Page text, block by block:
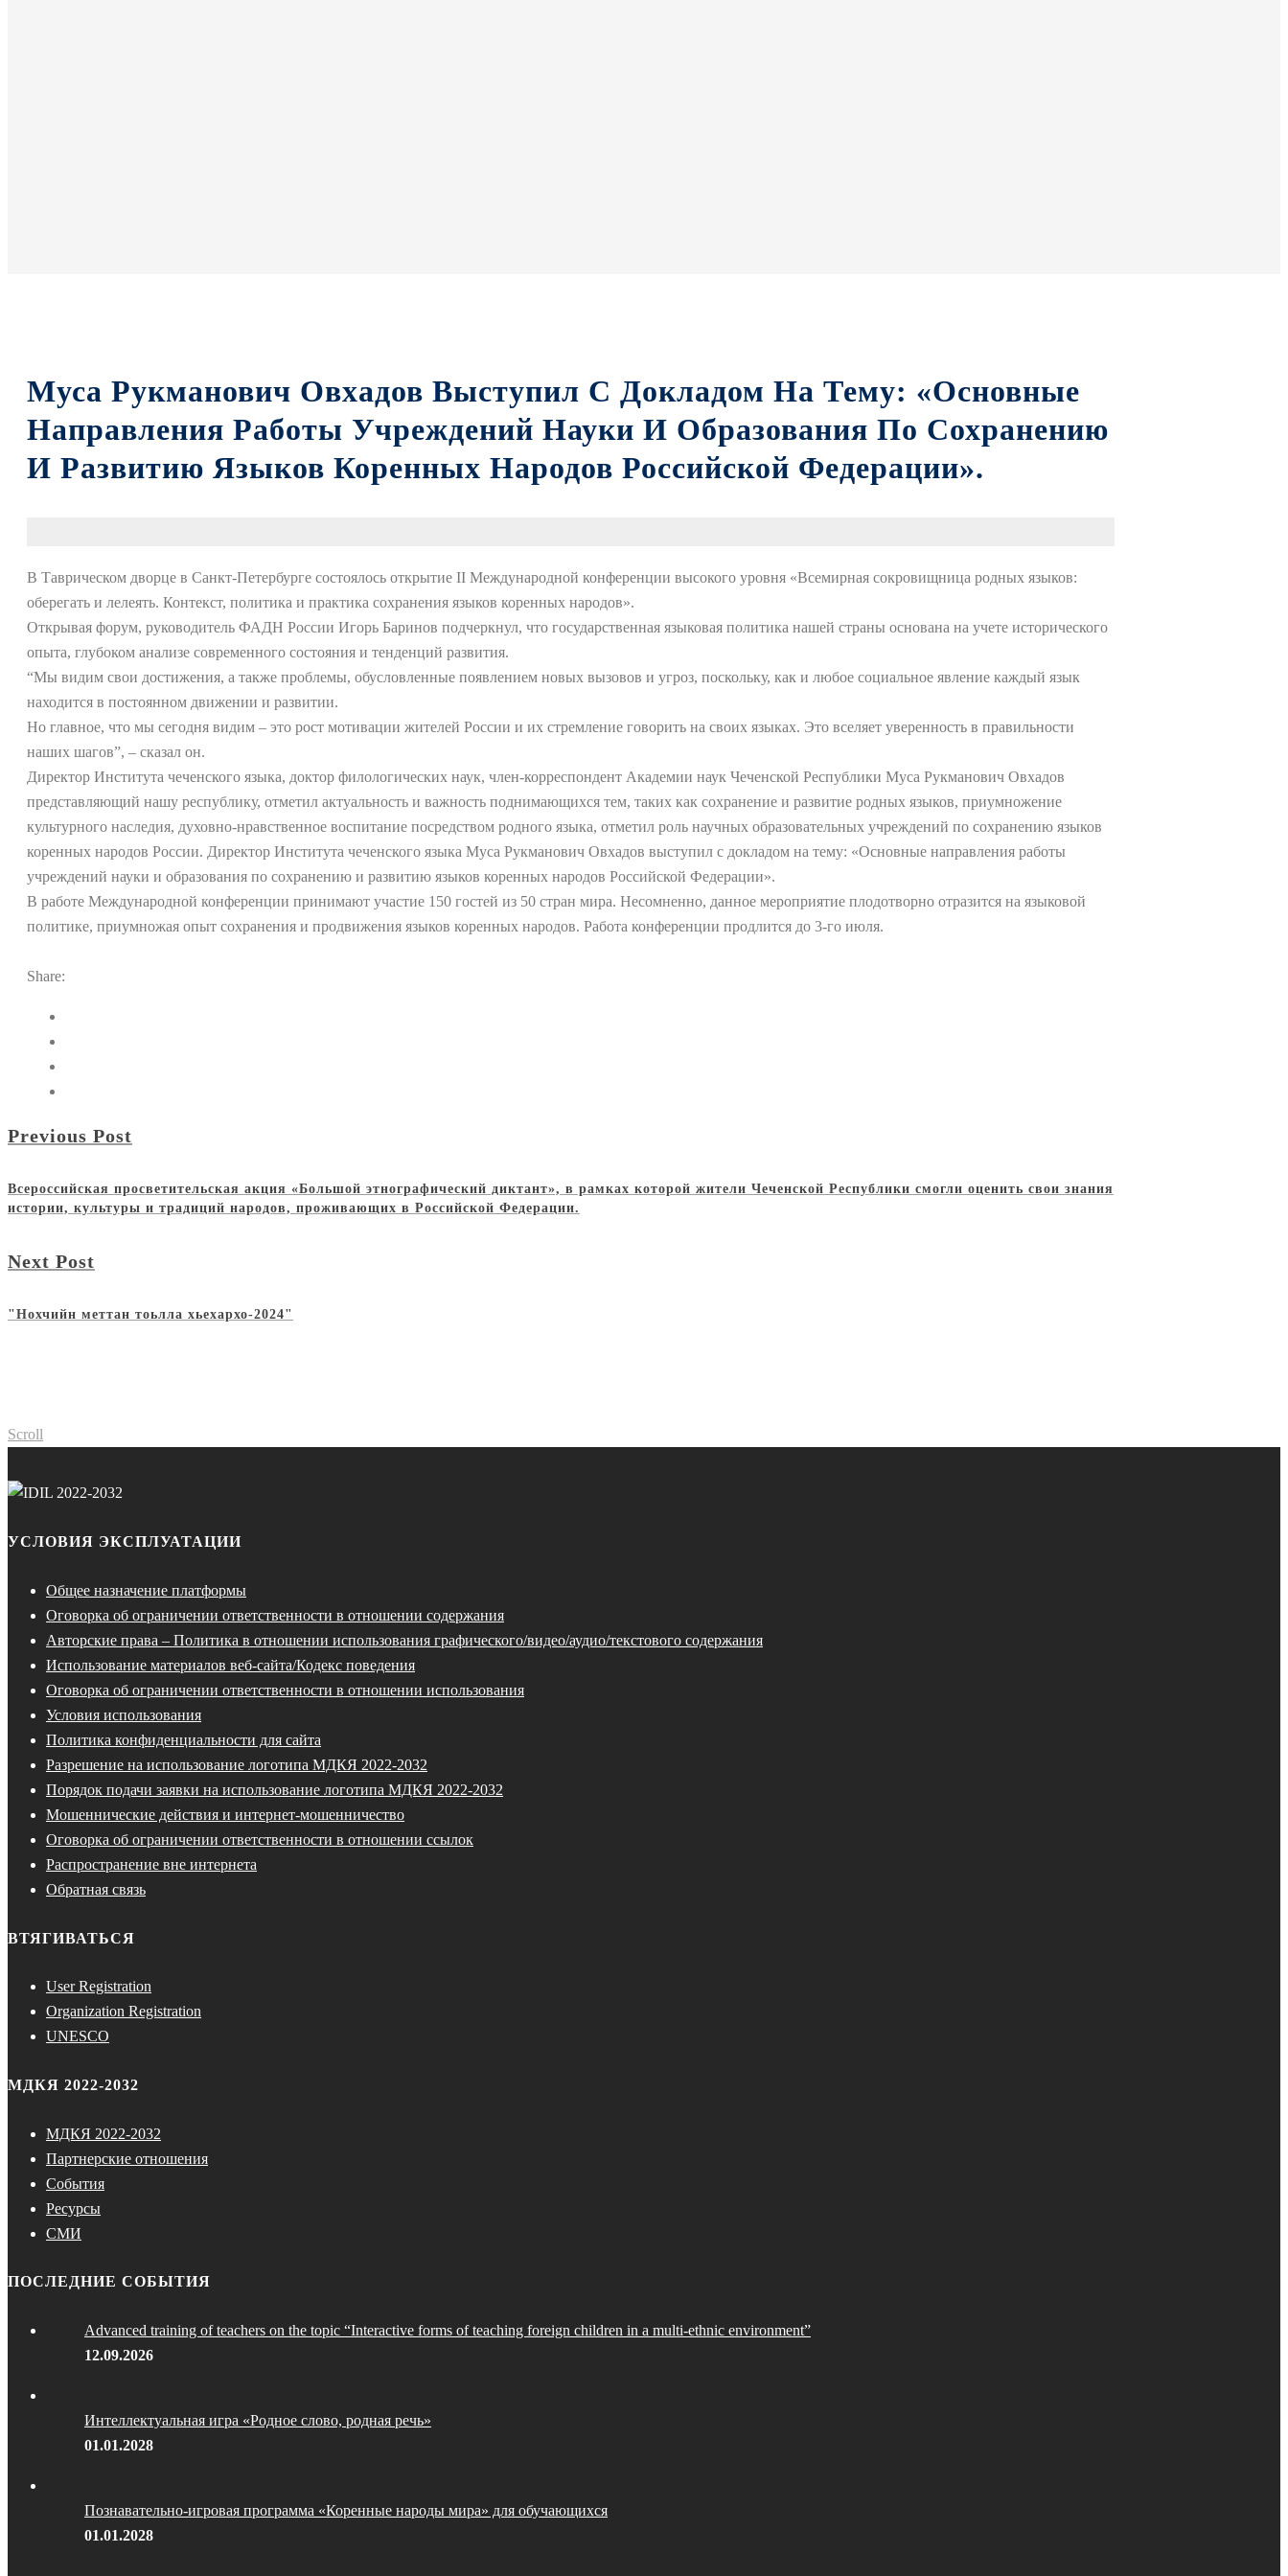
Муса Рукманович Овхадов Выступил С Докладом На Тему: «Основные
Направления Работы Учреждений Науки И Образования По Сохранению
И Развитию Языков Коренных Народов Российской Федерации».
В Таврическом дворце в Санкт-Петербурге состоялось открытие II Международной конференции высокого уровня «Всемирная сокровищница родных языков:
оберегать и лелеять. Контекст, политика и практика сохранения языков коренных народов».
Открывая форум, руководитель ФАДН России Игорь Баринов подчеркнул, что государственная языковая политика нашей страны основана на учете исторического
опыта, глубоком анализе современного состояния и тенденций развития.
“Мы видим свои достижения, а также проблемы, обусловленные появлением новых вызовов и угроз, поскольку, как и любое социальное явление каждый язык
находится в постоянном движении и развитии.
Но главное, что мы сегодня видим – это рост мотивации жителей России и их стремление говорить на своих языках. Это вселяет уверенность в правильности
наших шагов”, – сказал он.
Директор Института чеченского языка, доктор филологических наук, член-корреспондент Академии наук Чеченской Республики Муса Рукманович Овхадов
представляющий нашу республику, отметил актуальность и важность поднимающихся тем, таких как сохранение и развитие родных языков, приумножение
культурного наследия, духовно-нравственное воспитание посредством родного языка, отметил роль научных образовательных учреждений по сохранению языков
коренных народов России. Директор Института чеченского языка Муса Рукманович Овхадов выступил с докладом на тему: «Основные направления работы
учреждений науки и образования по сохранению и развитию языков коренных народов Российской Федерации».
В работе Международной конференции принимают участие 150 гостей из 50 стран мира. Несомненно, данное мероприятие плодотворно отразится на языковой
политике, приумножая опыт сохранения и продвижения языков коренных народов. Работа конференции продлится до 3-го июля.
Share:
Previous Post
Всероссийская просветительская акция «Большой этнографический диктант», в рамках которой жители Чеченской Республики смогли оценить свои знания
истории, культуры и традиций народов, проживающих в Российской Федерации.
Next Post
"Нохчийн меттан тоьлла хьехархо-2024"
Scroll
УСЛОВИЯ ЭКСПЛУАТАЦИИ
Общее назначение платформы
Оговорка об ограничении ответственности в отношении содержания
Авторские права – Политика в отношении использования графического/видео/аудио/текстового содержания
Использование материалов веб-сайта/Кодекс поведения
Оговорка об ограничении ответственности в отношении использования
Условия использования
Политика конфиденциальности для сайта
Разрешение на использование логотипа МДКЯ 2022-2032
Порядок подачи заявки на использование логотипа МДКЯ 2022-2032
Мошеннические действия и интернет-мошенничество
Оговорка об ограничении ответственности в отношении ссылок
Распространение вне интернета
Обратная связь
ВТЯГИВАТЬСЯ
User Registration
Organization Registration
UNESCO
МДКЯ 2022-2032
МДКЯ 2022-2032
Партнерские отношения
События
Ресурсы
СМИ
ПОСЛЕДНИЕ СОБЫТИЯ
Advanced training of teachers on the topic “Interactive forms of teaching foreign children in a multi-ethnic environment”
12.09.2026
Интеллектуальная игра «Родное слово, родная речь»
01.01.2028
Познавательно-игровая программа «Коренные народы мира» для обучающихся
01.01.2028